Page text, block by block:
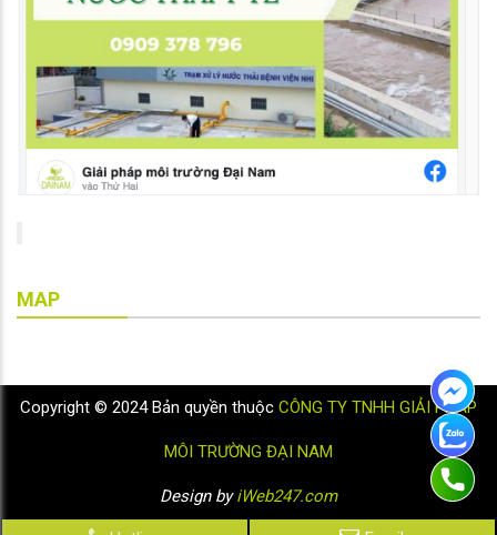
MAP
Copyright © 2024 Bản quyền thuộc CÔNG TY TNHH GIẢI PHÁP
MÔI TRƯỜNG ĐẠI NAM
Design byiWeb247.com